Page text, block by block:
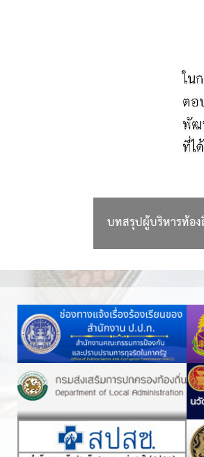
บทสรุปผู้บริหารท้อ